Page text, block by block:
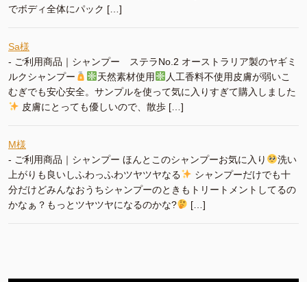
でボディ全体にパック […]
Sa様
- ご利用商品｜シャンプー ステラNo.2 オーストラリア製のヤギミ
ルクシャンプー
天然素材使用
人工香料不使用皮膚が弱いこ
むぎでも安心安全。サンプルを使って気に入りすぎて購入しました
皮膚にとっても優しいので、散歩 […]
M様
- ご利用商品｜シャンプー ほんとこのシャンプーお気に入り
洗い
上がりも良いしふわっふわツヤツヤなる
シャンプーだけでも十
分だけどみんなおうちシャンプーのときもトリートメントしてるの
かなぁ？もっとツヤツヤになるのかな?
[…]